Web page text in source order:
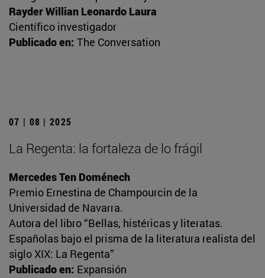
Rayder Willian Leonardo Laura
Científico investigador
Publicado en: The Conversation
07 | 08 | 2025
La Regenta: la fortaleza de lo frágil
Mercedes Ten Doménech
Premio Ernestina de Champourcin de la
Universidad de Navarra.
Autora del libro “Bellas, histéricas y literatas.
Españolas bajo el prisma de la literatura realista del
siglo XIX: La Regenta”
Publicado en: Expansión